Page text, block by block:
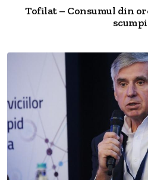
Tofilat – Consumul din